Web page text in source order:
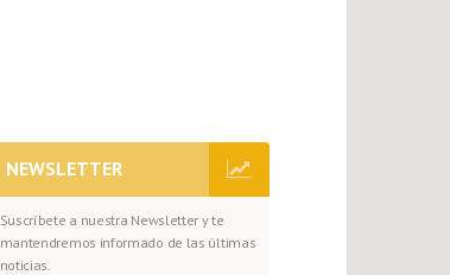
NEWSLETTER
Suscríbete a nuestra Newsletter y te
mantendremos informado de las últimas
noticias.